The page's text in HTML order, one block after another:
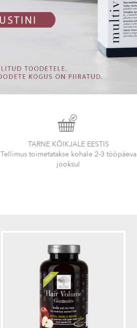
TARNE KÕIKJALE EESTIS
Tellimus toimetatakse kohale 2-3 tööpäeva
jooksul